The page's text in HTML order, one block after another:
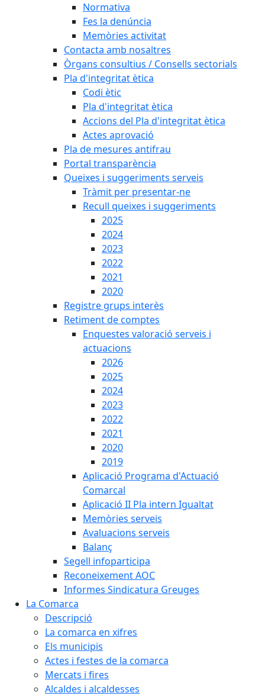
Normativa
Fes la denúncia
Memòries activitat
Contacta amb nosaltres
Òrgans consultius / Consells sectorials
Pla d'integritat ètica
Codi ètic
Pla d'integritat ètica
Accions del Pla d'integritat ètica
Actes aprovació
Pla de mesures antifrau
Portal transparència
Queixes i suggeriments serveis
Tràmit per presentar-ne
Recull queixes i suggeriments
2025
2024
2023
2022
2021
2020
Registre grups interès
Retiment de comptes
Enquestes valoració serveis i
actuacions
2026
2025
2024
2023
2022
2021
2020
2019
Aplicació Programa d'Actuació
Comarcal
Aplicació II Pla intern Igualtat
Memòries serveis
Avaluacions serveis
Balanç
Segell infoparticipa
Reconeixement AOC
Informes Sindicatura Greuges
La Comarca
Descripció
La comarca en xifres
Els municipis
Actes i festes de la comarca
Mercats i fires
Alcaldes i alcaldesses